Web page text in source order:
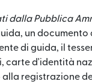
dalla Pubblica
un
di guida, il
carte d'identità
registrazione